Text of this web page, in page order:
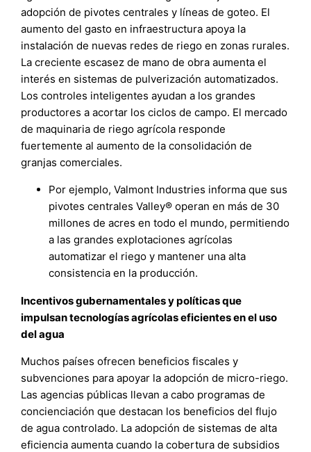
adopción de pivotes centrales y líneas de goteo. El
aumento del gasto en infraestructura apoya la
instalación de nuevas redes de riego en zonas rurales.
La creciente escasez de mano de obra aumenta el
interés en sistemas de pulverización automatizados.
Los controles inteligentes ayudan a los grandes
productores a acortar los ciclos de campo. El mercado
de maquinaria de riego agrícola responde
fuertemente al aumento de la consolidación de
granjas comerciales.
Por ejemplo, Valmont Industries informa que sus
pivotes centrales Valley® operan en más de 30
millones de acres en todo el mundo, permitiendo
a las grandes explotaciones agrícolas
automatizar el riego y mantener una alta
consistencia en la producción.
Incentivos gubernamentales y políticas que
impulsan tecnologías agrícolas eficientes en el uso
del agua
Muchos países ofrecen beneficios fiscales y
subvenciones para apoyar la adopción de micro-riego.
Las agencias públicas llevan a cabo programas de
concienciación que destacan los beneficios del flujo
de agua controlado. La adopción de sistemas de alta
eficiencia aumenta cuando la cobertura de subsidios